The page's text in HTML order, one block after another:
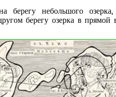
берегу небольшого озерка,
берегу озерка в прямой